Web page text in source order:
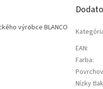
výrobce BLANCO
EAN:
Farba:
Nízky tlak